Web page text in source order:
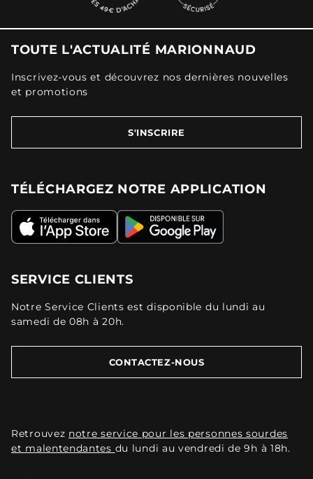
TOUTE L'ACTUALITÉ MARIONNAUD
Inscrivez-vous et découvrez nos dernières nouvelles
et promotions
S'INSCRIRE
TÉLÉCHARGEZ NOTRE APPLICATION
SERVICE CLIENTS
Notre Service Clients est disponible du lundi au
samedi de 08h à 20h.
CONTACTEZ-NOUS
Retrouvez notre service pour les personnes sourdes
et malentendantes du lundi au vendredi de 9h à 18h.